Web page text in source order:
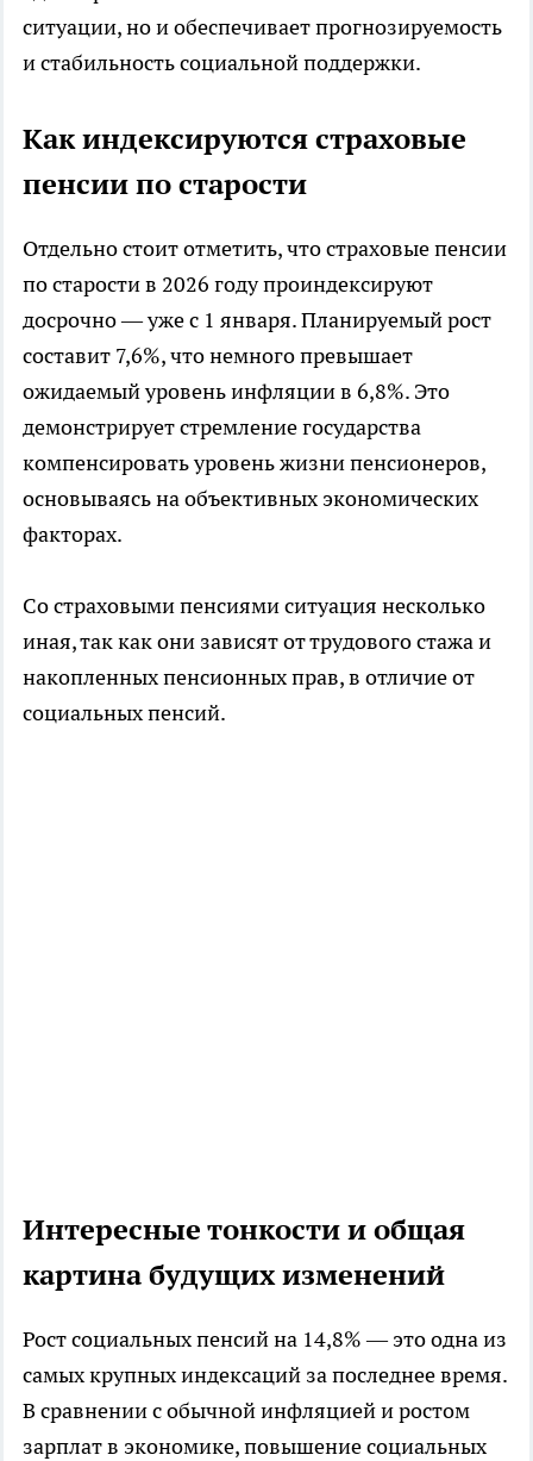
ситуации, но и обеспечивает прогнозируемость
и стабильность социальной поддержки.
Как индексируются страховые
пенсии по старости
Отдельно стоит отметить, что страховые пенсии
по старости в 2026 году проиндексируют
досрочно — уже с 1 января. Планируемый рост
составит 7,6%, что немного превышает
ожидаемый уровень инфляции в 6,8%. Это
демонстрирует стремление государства
компенсировать уровень жизни пенсионеров,
основываясь на объективных экономических
факторах.
Со страховыми пенсиями ситуация несколько
иная, так как они зависят от трудового стажа и
накопленных пенсионных прав, в отличие от
социальных пенсий.
Интересные тонкости и общая
картина будущих изменений
Рост социальных пенсий на 14,8% — это одна из
самых крупных индексаций за последнее время.
В сравнении с обычной инфляцией и ростом
зарплат в экономике, повышение социальных